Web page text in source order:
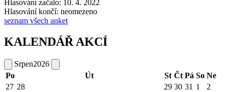
Hlasování začalo: 10. 4. 2022
Hlasování končí: neomezeno
seznam všech anket
KALENDÁŘ AKCÍ
Srpen2026
Po
Út St Čt Pá So Ne
27 28 29 30 31 1
2